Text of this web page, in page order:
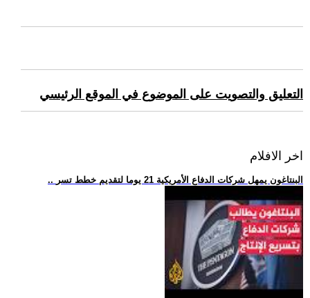
التعليق والتصويت على الموضوع في الموقع الرئيسي
اخر الافلام
.. البنتاغون يمهل شركات الدفاع الأمريكية 21 يوما لتقديم خطط تسر